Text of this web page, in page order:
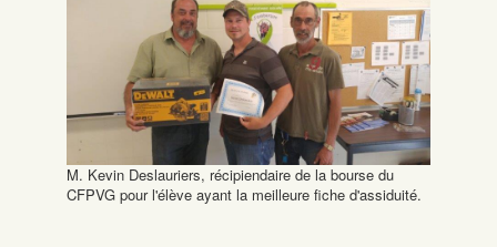
M. Kevin Deslauriers, récipiendaire de la bourse du
CFPVG pour l'élève ayant la meilleure fiche d'assiduité.